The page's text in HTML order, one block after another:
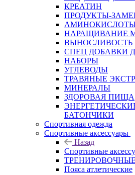
КРЕАТИН
ПРОДУКТЫ-
НАРАЩИВАНИЕ
ВЫНОСЛИВОСТЬ
СПЕЦ ДОБАВКИ
НАБОРЫ
УГЛЕВОДЫ
ТРАВЯНЫЕ
МИНЕРАЛЫ
ЗДОРОВАЯ ПИЩА
БАТОНЧИКИ
Спортивная одежда
Спортивные аксессуары
Назад
Спортивные
Пояса атлетические